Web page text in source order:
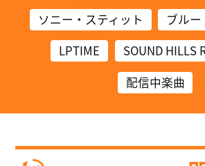
ソニー・スティット
ブル
LPTIME
SOUND HILLS
配信中楽曲